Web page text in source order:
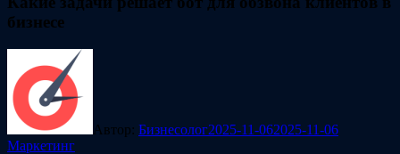
бизнесе
Автор: Бизнесолог2025-11-062025-11-06
Маркетинг